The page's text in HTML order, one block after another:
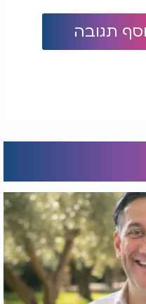
תגובה